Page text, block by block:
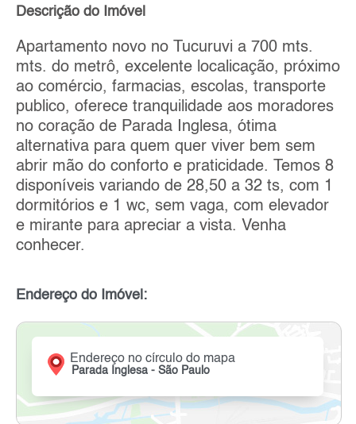
Descrição do Imóvel
Apartamento novo no Tucuruvi a 700 mts.
mts. do metrô, excelente localicação, próximo
ao comércio, farmacias, escolas, transporte
publico, oferece tranquilidade aos moradores
no coração de Parada Inglesa, ótima
alternativa para quem quer viver bem sem
abrir mão do conforto e praticidade. Temos 8
disponíveis variando de 28,50 a 32 ts, com 1
dormitórios e 1 wc, sem vaga, com elevador
e mirante para apreciar a vista. Venha
conhecer.
Endereço do Imóvel:
Endereço no círculo do mapa
Parada Inglesa - São Paulo